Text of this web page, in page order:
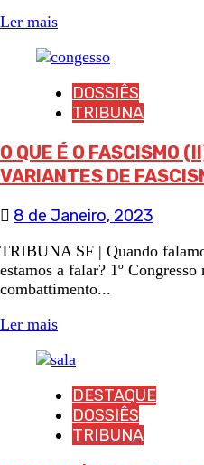
Ler mais
DOSSIÊS
TRIBUNA
O QUE É O FASCISMO
VARIANTES DE
8 de Janeiro, 2023
TRIBUNA SF | Quando
estamos a falar? 1º
combattimento...
Ler mais
DESTAQUE
DOSSIÊS
TRIBUNA